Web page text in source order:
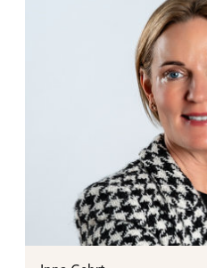
Sarah Franssens vervoegde
1997. Zij behaalde een
aan de Karel de Grote
Sarah Franssens
Persoonlijke assistente
+32 (0)3 897 92